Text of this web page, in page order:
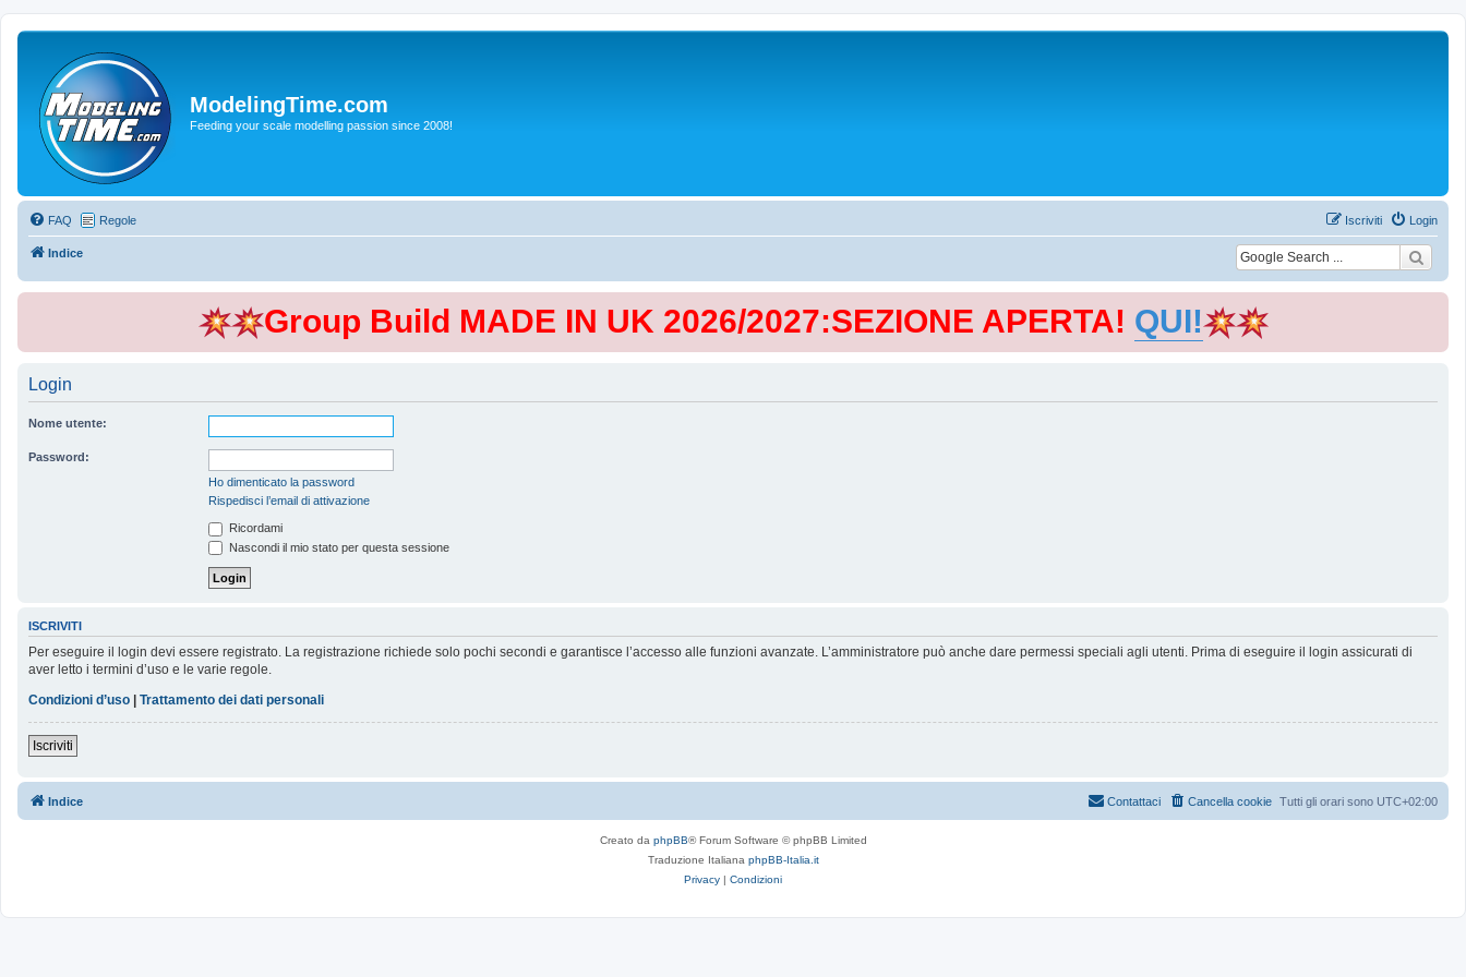
ModelingTime.com
Feeding your scale modelling passion since 2008!
FAQ Regole Login
Iscriviti
Indice
Group Build MADE IN UK 2026/2027:SEZIONE APERTA! QUI!
Login
Nome utente:
Password:
Ho dimenticato la password
Rispedisci l’email di attivazione
Ricordami
Nascondi il mio stato per questa sessione
ISCRIVITI
Per eseguire il login devi essere registrato. La registrazione richiede solo pochi secondi e garantisce l’accesso alle funzioni avanzate. L’amministratore può anche dare permessi speciali agli utenti. Prima di eseguire il login assicurati di
aver letto i termini d’uso e le varie regole.
Condizioni d’uso | Trattamento dei dati personali
Iscriviti
Indice Tutti gli orari sono UTC+02:00
Cancella cookie
Contattaci
Creato da phpBB® Forum Software © phpBB Limited
Traduzione Italiana phpBB-Italia.it
Privacy | Condizioni